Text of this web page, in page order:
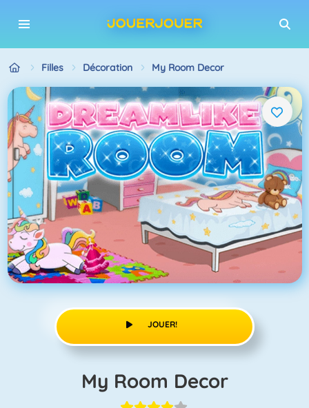
Filles Décoration My Room Decor
JOUER!
My Room Decor